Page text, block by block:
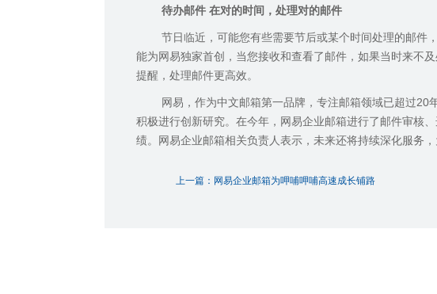
待办邮件 在对的时间，处理对的邮件
节日临近，可能您有些需要节后或某个时间处理的邮件
能为网易独家首创，当您接收和查看了邮件，如果当时来不
提醒，处理邮件更高效。
网易，作为中文邮箱第一品牌，专注邮箱领域已超过20
积极进行创新研究。在今年，网易企业邮箱进行了邮件审核
绩。网易企业邮箱相关负责人表示，未来还将持续深化服务
上一篇：网易企业邮箱为呷哺呷哺高速成长铺路